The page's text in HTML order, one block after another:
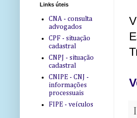
Links úteis
CNA - consulta
advogados
CPF - situação
cadastral
CNPJ - situação
cadastral
CNIPE - CNJ -
informações
processuais
FIPE - veículos